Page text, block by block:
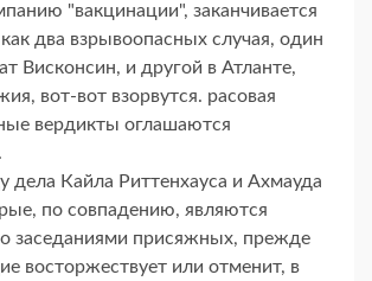
"вакцинации", заканчивается
два взрывоопасных случая, один
Висконсин, и другой в Атланте,
вот-вот взорвутся. расовая
вердикты оглашаются
дела Кайла Риттенхауса и Ахмауда
по совпадению, являются
заседаниями присяжных, прежде
восторжествует или отменит, в